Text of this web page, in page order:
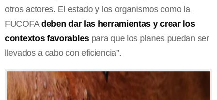
otros actores. El estado y los organismos como la
FUCOFAdeben dar las herramientas y crear los
contextos favorables para que los planes puedan ser
llevados a cabo con eficiencia”.